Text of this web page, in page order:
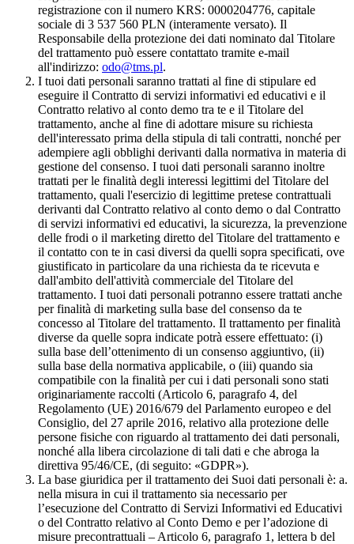
registrazione con il numero KRS: 0000204776, capitale
sociale di 3 537 560 PLN (interamente versato). Il
Responsabile della protezione dei dati nominato dal Titolare
del trattamento può essere contattato tramite e-mail
all'indirizzo: odo@tms.pl.
I tuoi dati personali saranno trattati al fine di stipulare ed
eseguire il Contratto di servizi informativi ed educativi e il
Contratto relativo al conto demo tra te e il Titolare del
trattamento, anche al fine di adottare misure su richiesta
dell'interessato prima della stipula di tali contratti, nonché per
adempiere agli obblighi derivanti dalla normativa in materia di
gestione del consenso. I tuoi dati personali saranno inoltre
trattati per le finalità degli interessi legittimi del Titolare del
trattamento, quali l'esercizio di legittime pretese contrattuali
derivanti dal Contratto relativo al conto demo o dal Contratto
di servizi informativi ed educativi, la sicurezza, la prevenzione
delle frodi o il marketing diretto del Titolare del trattamento e
il contatto con te in casi diversi da quelli sopra specificati, ove
giustificato in particolare da una richiesta da te ricevuta e
dall'ambito dell'attività commerciale del Titolare del
trattamento. I tuoi dati personali potranno essere trattati anche
per finalità di marketing sulla base del consenso da te
concesso al Titolare del trattamento. Il trattamento per finalità
diverse da quelle sopra indicate potrà essere effettuato: (i)
sulla base dell’ottenimento di un consenso aggiuntivo, (ii)
sulla base della normativa applicabile, o (iii) quando sia
compatibile con la finalità per cui i dati personali sono stati
originariamente raccolti (Articolo 6, paragrafo 4, del
Regolamento (UE) 2016/679 del Parlamento europeo e del
Consiglio, del 27 aprile 2016, relativo alla protezione delle
persone fisiche con riguardo al trattamento dei dati personali,
nonché alla libera circolazione di tali dati e che abroga la
direttiva 95/46/CE, (di seguito: «GDPR»).
La base giuridica per il trattamento dei Suoi dati personali è: a.
nella misura in cui il trattamento sia necessario per
l’esecuzione del Contratto di Servizi Informativi ed Educativi
o del Contratto relativo al Conto Demo e per l’adozione di
misure precontrattuali – Articolo 6, paragrafo 1, lettera b del